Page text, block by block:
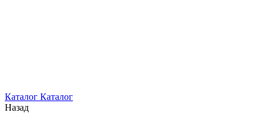
Каталог Каталог
Назад